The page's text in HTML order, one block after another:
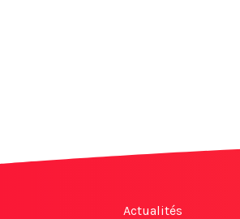
Actualités